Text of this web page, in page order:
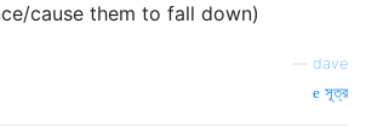
cause them to fall down)
dave
সূত্র